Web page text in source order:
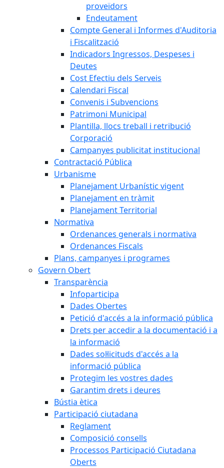
proveïdors
Endeutament
Compte General i Informes d'Auditoria
i Fiscalització
Indicadors Ingressos, Despeses i
Deutes
Cost Efectiu dels Serveis
Calendari Fiscal
Convenis i Subvencions
Patrimoni Municipal
Plantilla, llocs treball i retribució
Corporació
Campanyes publicitat institucional
Contractació Pública
Urbanisme
Planejament Urbanístic vigent
Planejament en tràmit
Planejament Territorial
Normativa
Ordenances generals i normativa
Ordenances Fiscals
Plans, campanyes i programes
Govern Obert
Transparència
Infoparticipa
Dades Obertes
Petició d'accés a la informació pública
Drets per accedir a la documentació i a
la informació
Dades sol·licituds d'accés a la
informació pública
Protegim les vostres dades
Garantim drets i deures
Bústia ètica
Participació ciutadana
Reglament
Composició consells
Processos Participació Ciutadana
Oberts